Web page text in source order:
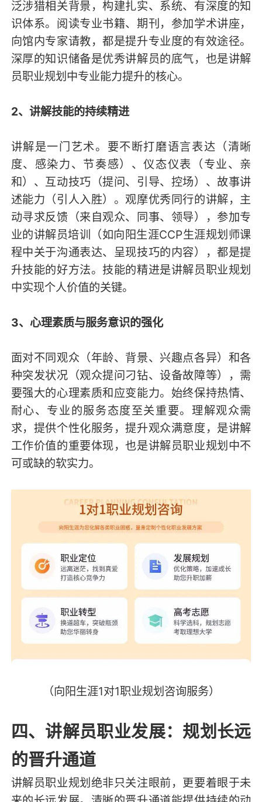
泛涉猎相关背景，构建扎实、系统、有深度的知
识体系。阅读专业书籍、期刊，参加学术讲座，
向馆内专家请教，都是提升专业度的有效途径。
深厚的知识储备是优秀讲解员的底气，也是讲解
员职业规划中专业能力提升的核心。
2、讲解技能的持续精进
讲解是一门艺术。要不断打磨语言表达（清晰
度、感染力、节奏感）、仪态仪表（专业、亲
和）、互动技巧（提问、引导、控场）、故事讲
述能力（引人入胜）。观摩优秀同行的讲解，主
动寻求反馈（来自观众、同事、领导），参加专
业的讲解员培训（如向阳生涯CCP生涯规划师课
程中关于沟通表达、呈现技巧的内容），都是提
升技能的好方法。技能的精进是讲解员职业规划
中实现个人价值的关键。
3、心理素质与服务意识的强化
面对不同观众（年龄、背景、兴趣点各异）和各
种突发状况（观众提问刁钻、设备故障等），需
要强大的心理素质和应变能力。始终保持热情、
耐心、专业的服务态度至关重要。理解观众需
求，提供个性化服务，提升观众满意度，是讲解
工作价值的重要体现，也是讲解员职业规划中不
可或缺的软实力。
（向阳生涯1对1职业规划咨询服务）
四、讲解员职业发展：规划长远
的晋升通道
讲解员职业规划绝非只关注眼前，更要着眼于未